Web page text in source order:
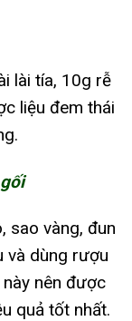
lài tía, 10g rễ
liệu đem thái
sao vàng, đun
và dùng rượu
nên được
quả tốt nhất.